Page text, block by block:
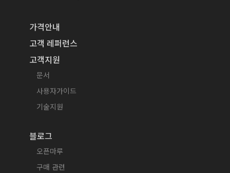
가격안내
고객 레퍼런스
고객지원
문서
사용자가이드
기술지원
블로그
오픈마루
구매 관련